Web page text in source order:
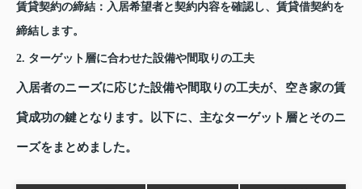
賃貸契約の締結 ：入居希望者と契約内容を確認し、賃貸借契約を
締結します。
2. ターゲット層に合わせた設備や間取りの工夫
入居者のニーズに応じた設備や間取りの工夫が、空き家の賃
貸成功の鍵となります。以下に、主なターゲット層とそのニ
ーズをまとめました。